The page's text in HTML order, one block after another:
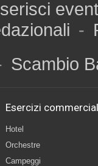
-
Scambio
Esercizi
Hotel
Orchestre
Campeggi